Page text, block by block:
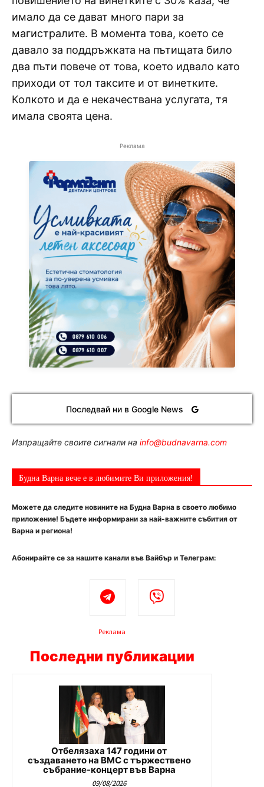
имало да се дават много пари за
магистралите. В момента това, което се
давало за поддръжката на пътищата било
два пъти повече от това, което идвало като
приходи от тол таксите и от винетките.
Колкото и да е некачествана услугата, тя
имала своята цена.
Реклама
Последвай ни в Google News
Изпращайте своите сигнали на info@budnavarna.com
Будна Варна вече е в любимите Ви приложения!
Можете да следите новините на Будна Варна в своето любимо
приложение! Бъдете информирани за най-важните събития от
Варна и региона!
Абонирайте се за нашите канали във Вайбър и Телеграм:
Реклама
Последни публикации
Отбелязаха 147 години от
създаването на ВМС с тържествено
събрание-концерт във Варна
09/08/2026